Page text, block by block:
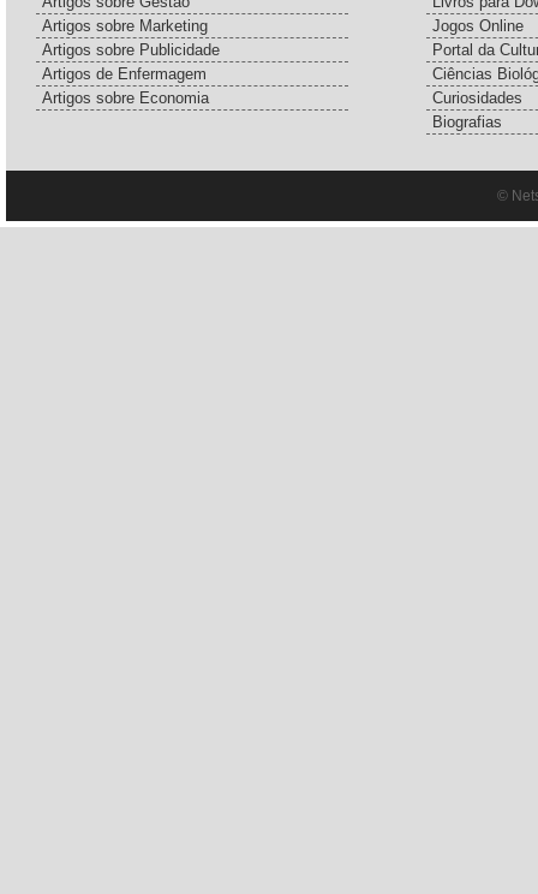
Artigos sobre Marketing
Artigos sobre Publicidade
Artigos de Enfermagem
Artigos sobre Economia
Jogos Online
Portal da
Ciências
Curiosidades
Biografias
©